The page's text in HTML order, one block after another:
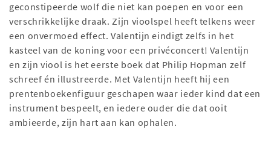
geconstipeerde wolf die niet kan poepen en voor een
verschrikkelijke draak. Zijn vioolspel heeft telkens weer
een onvermoed effect. Valentijn eindigt zelfs in het
kasteel van de koning voor een privéconcert! Valentijn
en zijn viool is het eerste boek dat Philip Hopman zelf
schreef én illustreerde. Met Valentijn heeft hij een
prentenboekenfiguur geschapen waar ieder kind dat een
instrument bespeelt, en iedere ouder die dat ooit
ambieerde, zijn hart aan kan ophalen.